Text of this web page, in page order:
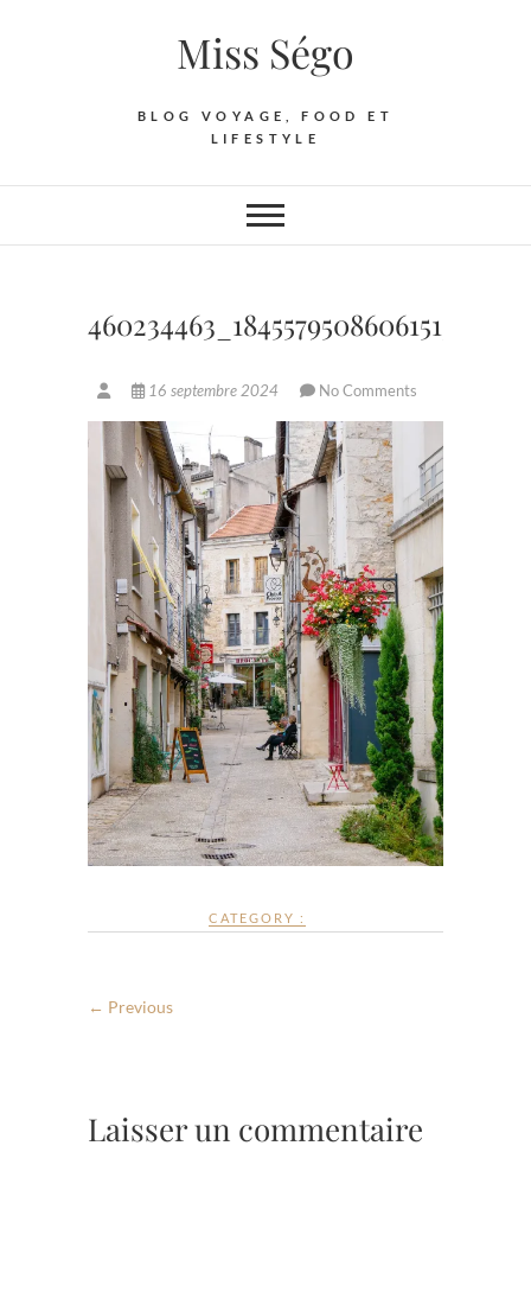
Miss Ségo
BLOG VOYAGE, FOOD ET
LIFESTYLE
16 septembre 2024 No Comments
CATEGORY :
← Previous
Laisser un commentaire